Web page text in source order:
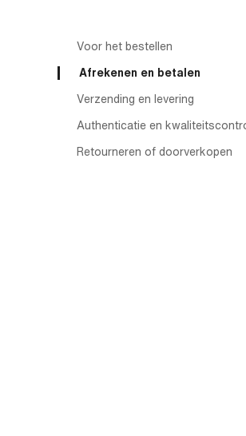
Voor het bestellen
Afrekenen en betalen
Verzending en levering
Authenticatie en
Retourneren of doorverkopen